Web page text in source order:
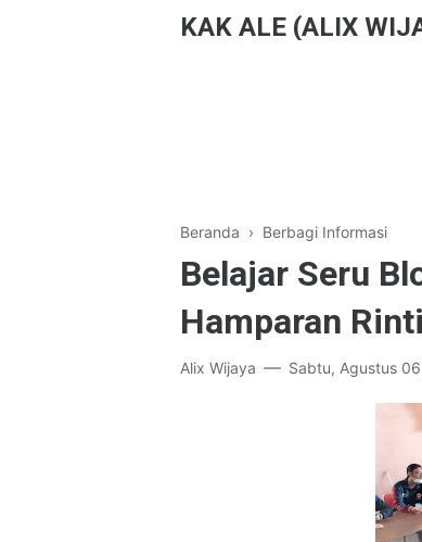
KAK ALE (ALIX
Beranda › Berbagi Informasi
Belajar Seru
Hamparan
Alix Wijaya Sabtu, Agustus